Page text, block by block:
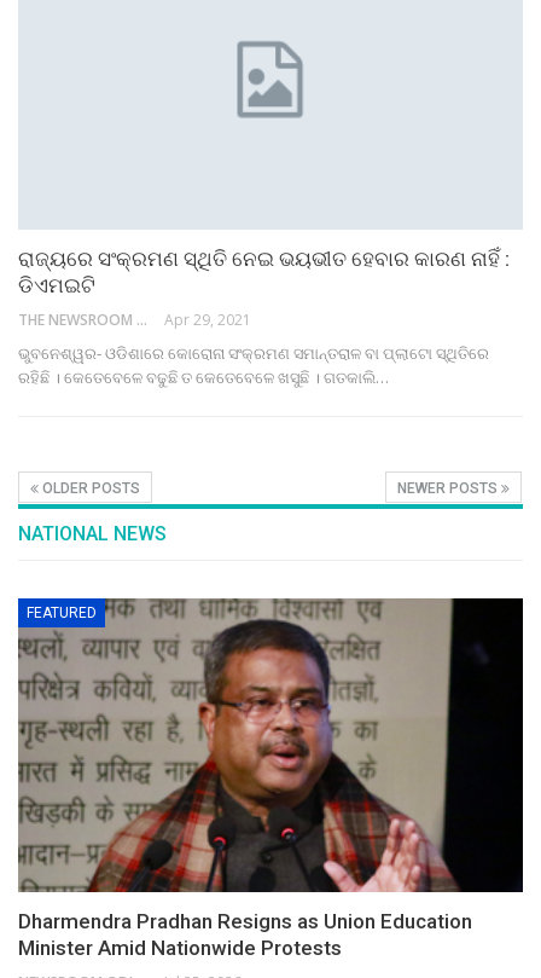
ରାଜ୍ୟରେ ସଂକ୍ରମଣ ସ୍ଥିତି ନେଇ ଭୟଭୀତ ହେବାର କାରଣ ନାହିଁ :
ଡିଏମଇଟି
THE NEWSROOM NETWORK Apr 29, 2021
ଭୁବନେଶ୍ୱର- ଓଡିଶାରେ କୋରୋନା ସଂକ୍ରମଣ ସମାନ୍ତରାଳ ବା ପ୍ଲାଟୋ ସ୍ଥିତିରେ
ରହିଛି । କେତେବେଳେ ବଢୁଛି ତ କେତେବେଳେ ଖସୁଛି । ଗତକାଲି…
OLDER POSTS NEWER POSTS
NATIONAL NEWS
FEATURED
Dharmendra Pradhan Resigns as Union Education
Minister Amid Nationwide Protests